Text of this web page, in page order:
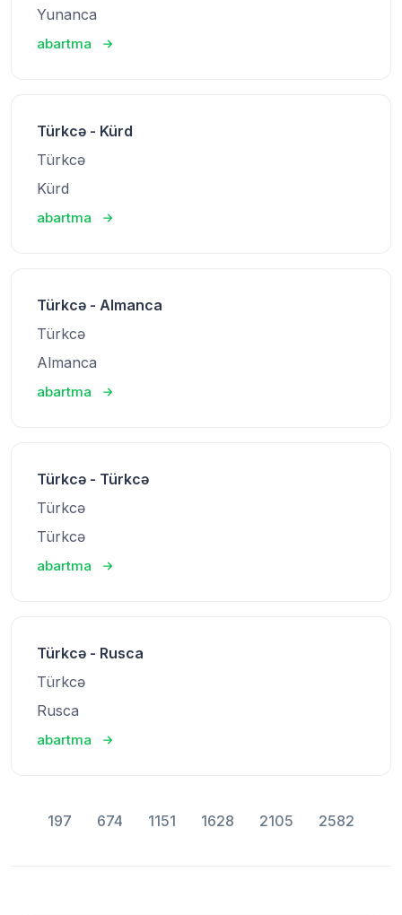
Yunanca
abartma
Türkcə - Kürd
Türkcə
Kürd
abartma
Türkcə - Almanca
Türkcə
Almanca
abartma
Türkcə - Türkcə
Türkcə
Türkcə
abartma
Türkcə - Rusca
Türkcə
Rusca
abartma
197 674 1151 1628 2105 2582